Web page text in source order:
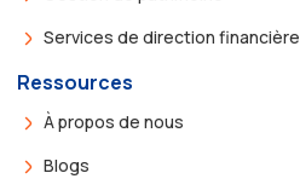
Services de direction financière
Ressources
À propos de nous
Blogs